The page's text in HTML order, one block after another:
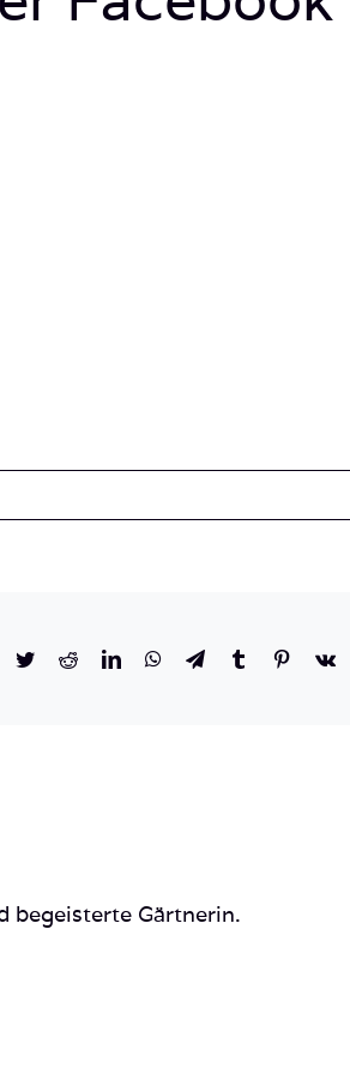
Facebook
TwitterRedditLinkedInWhatsApp
TelegramTumblr Pinterest
Vk
begeisterte Gärtnerin.